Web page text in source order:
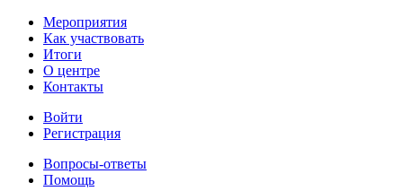
Мероприятия
Как участвовать
Итоги
О центре
Контакты
Войти
Регистрация
Вопросы-ответы
Помощь